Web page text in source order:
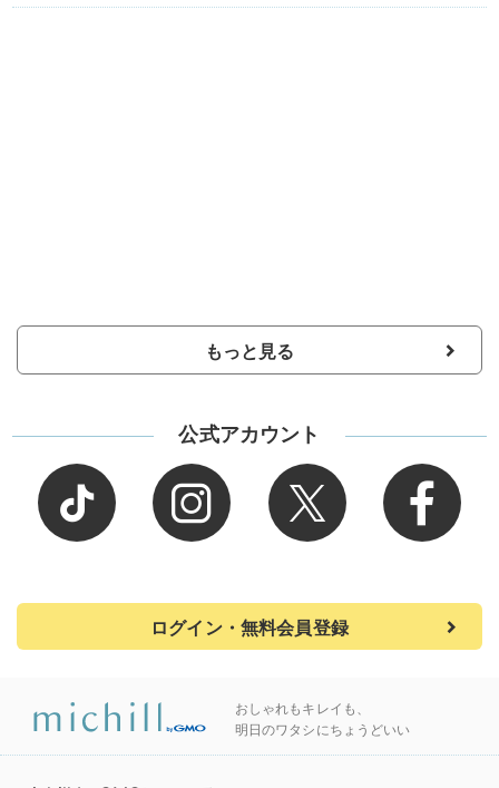
もっと見る
公式アカウント
ログイン・無料会員登録
おしゃれもキレイも、
明日のワタシにちょうどいい